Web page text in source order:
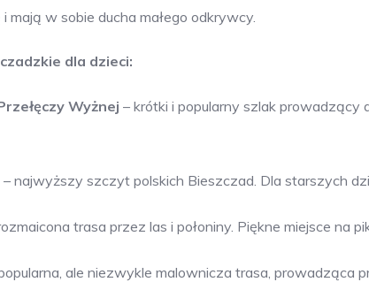
mają w sobie ducha małego odkrywcy.
dla dzieci:
Wyżnej – krótki i popularny szlak prowadzący
– najwyższy szczyt polskich Bieszczad. Dla starszych
trasa przez las i połoniny. Piękne miejsce na
ale niezwykle malownicza trasa, prowadząca